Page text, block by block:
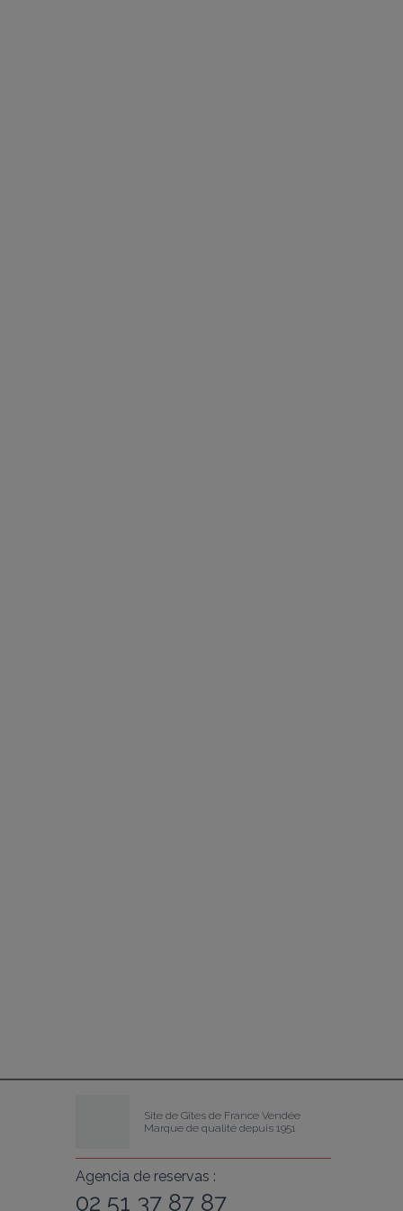
Site de Gîtes de France Vendée
Marque de qualité depuis 1951
Agencia de reservas :
02 51 37 87 87